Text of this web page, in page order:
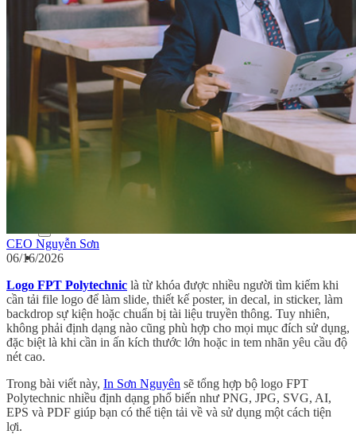
In tem nhãn rượu
In tem bảo hành
Dịch vụ
Ép nhũ
In dập nổi
In dập chìm
Cán màng mờ
Cán màng bóng
Bế thành phẩm
Tin tức
Kiến thức in tem nhãn
Kiến thức in ấn
Tuyển dụng
CEO Nguyễn Sơn
06/16/2026
Logo FPT Polytechnic là từ khóa được nhiều người tìm kiếm khi
cần tải file logo để làm slide, thiết kế poster, in decal, in sticker, làm
backdrop sự kiện hoặc chuẩn bị tài liệu truyền thông. Tuy nhiên,
không phải định dạng nào cũng phù hợp cho mọi mục đích sử dụng,
đặc biệt là khi cần in ấn kích thước lớn hoặc in tem nhãn yêu cầu độ
nét cao.
Trong bài viết này, In Sơn Nguyên sẽ tổng hợp bộ logo FPT
Polytechnic nhiều định dạng phổ biến như PNG, JPG, SVG, AI,
EPS và PDF giúp bạn có thể tiện tải về và sử dụng một cách tiện
lợi.